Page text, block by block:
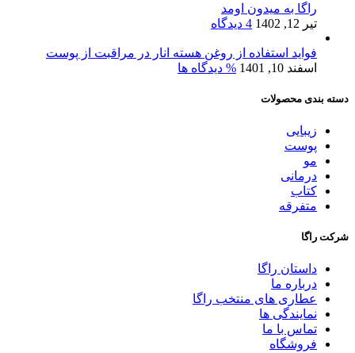
راگا به میدون اومد
تیر 12, 1402
4 دیدگاه
فواید استفاده از روغن هسته انار در مراقبت از پوست
اسفند 10, 1401
% دیدگاه ها
دسته بندی محصولات
زیبایی
پوست
مو
درمانی
کتاب
متفرقه
شرکت راگا
داستان راگا
درباره ما
عطاری های منتخب راگا
نمایندگی ها
تماس با ما
فروشگاه